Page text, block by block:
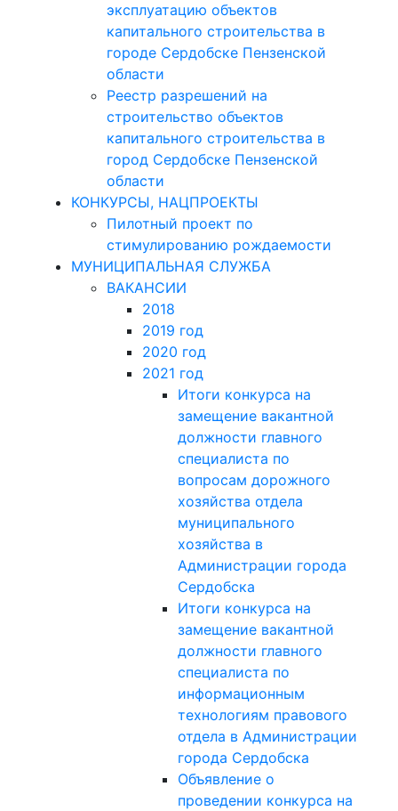
эксплуатацию объектов
капитального строительства в
городе Сердобске Пензенской
области
Реестр разрешений на
строительство объектов
капитального строительства в
город Сердобске Пензенской
области
КОНКУРСЫ, НАЦПРОЕКТЫ
Пилотный проект по
стимулированию рождаемости
МУНИЦИПАЛЬНАЯ СЛУЖБА
ВАКАНСИИ
2018
2019 год
2020 год
2021 год
Итоги конкурса на
замещение вакантной
должности главного
специалиста по
вопросам дорожного
хозяйства отдела
муниципального
хозяйства в
Администрации города
Сердобска
Итоги конкурса на
замещение вакантной
должности главного
специалиста по
информационным
технологиям правового
отдела в Администрации
города Сердобска
Объявление о
проведении конкурса на